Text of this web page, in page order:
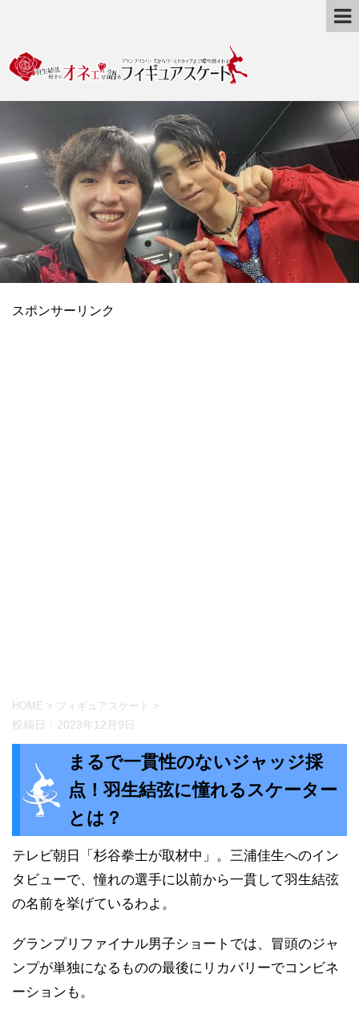
スポンサーリンク
HOME > フィギュアスケート >
投稿日： 2023年12月9日
まるで一貫性のないジャッジ採
点！羽生結弦に憧れるスケーター
とは？
テレビ朝日「杉谷拳士が取材中」。三浦佳生へのイン
タビューで、憧れの選手に以前から一貫して羽生結弦
の名前を挙げているわよ。
グランプリファイナル男子ショートでは、冒頭のジャ
ンプが単独になるものの最後にリカバリーでコンビネ
ーションも。